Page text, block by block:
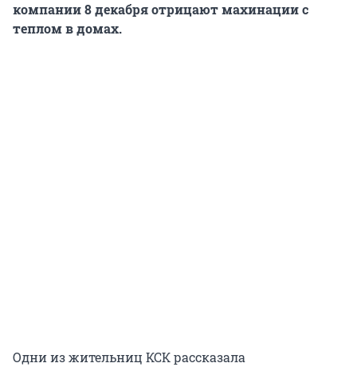
компании 8 декабря отрицают махинации с
теплом в домах.
Одни из жительниц КСК рассказала